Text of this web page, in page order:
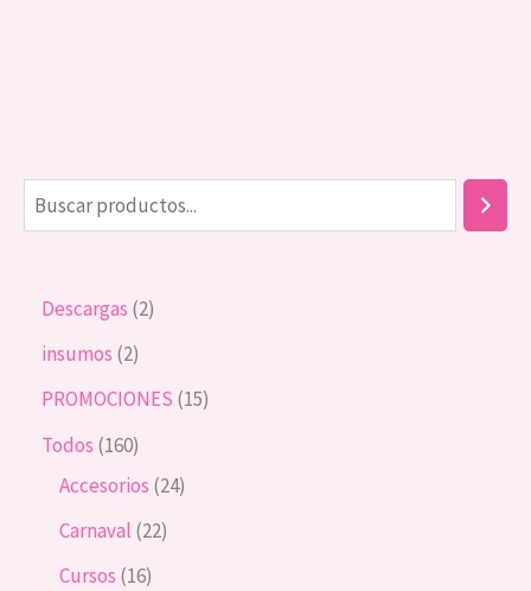
Descargas 2
insumos 2
PROMOCIONES 15
Todos 160
Accesorios 24
Carnaval 22
Cursos 16